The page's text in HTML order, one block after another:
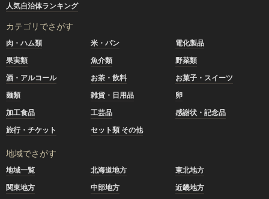
人気自治体ランキング
カテゴリでさがす
肉・ハム類 米・パン
電化製品
果実類
魚介類
野菜類
酒・アルコール
お茶・飲料
お菓子・スイーツ
麺類
雑貨・日用品
卵
加工食品
工芸品
感謝状・記念品
旅行・チケット
セット類 その他
地域でさがす
地域一覧 北海道地方
東北地方
関東地方
中部地方
近畿地方